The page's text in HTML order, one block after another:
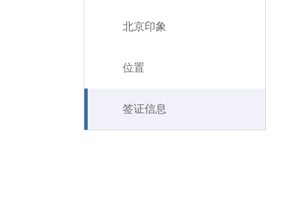
北京印象
位置
签证信息